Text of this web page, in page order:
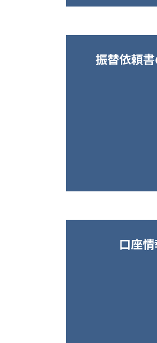
振替依頼
口座